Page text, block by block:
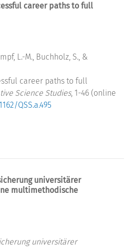
career paths to full
L.-M., Buchholz, S., &
career paths to full
Science Studies, 1-46 (online
QSS.a.495
universitärer
multimethodische
universitärer